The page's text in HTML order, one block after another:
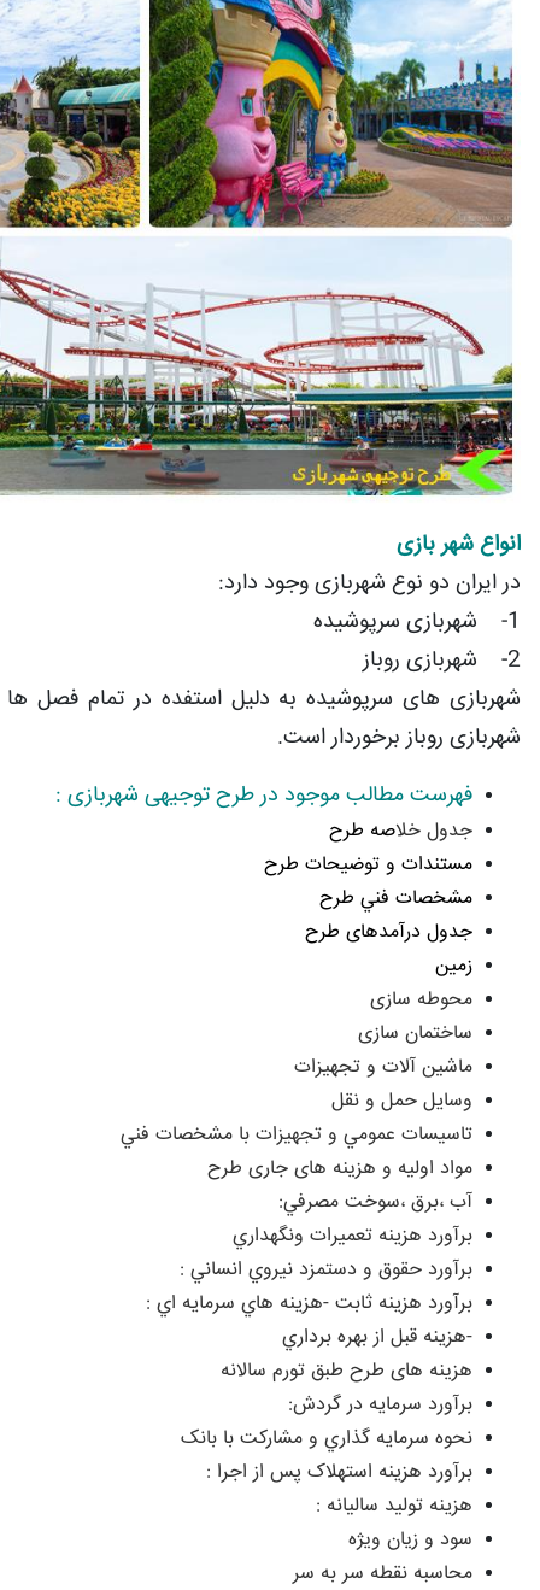
انواع شهر بازی
در ایران دو نوع شهربازی وجود دارد:
1- شهربازی سرپوشیده
2- شهربازی روباز
شهربازی های سرپوشیده به دلیل استفده در تمام فصل
شهربازی روباز برخوردار است.
فهرست مطالب موجود در طرح توجیهی شهربازی :
جدول خلاصه طرح
مستندات و توضیحات طرح
مشخصات فني طرح
جدول درآمدهای طرح
زمين
محوطه سازی
ساختمان سازی
ماشین آلات و تجهیزات
وسايل حمل و نقل
تاسيسات عمومي و تجهيزات با مشخصات فني
مواد اوليه و هزینه های جاری طرح
آب ،برق ،سوخت مصرفي:
برآورد هزينه تعميرات ونگهداري
برآورد حقوق و دستمزد نيروي انساني :
برآورد هزينه ثابت -هزينه هاي سرمايه اي :
-هزينه قبل از بهره برداري
هزینه های طرح طبق تورم سالانه
برآورد سرمايه در گردش:
نحوه سرمايه گذاري و مشارکت با بانک
برآورد هزينه استهلاک پس از اجرا :
هزينه توليد ساليانه :
سود و زیان ویژه
محاسبه نقطه سر به سر